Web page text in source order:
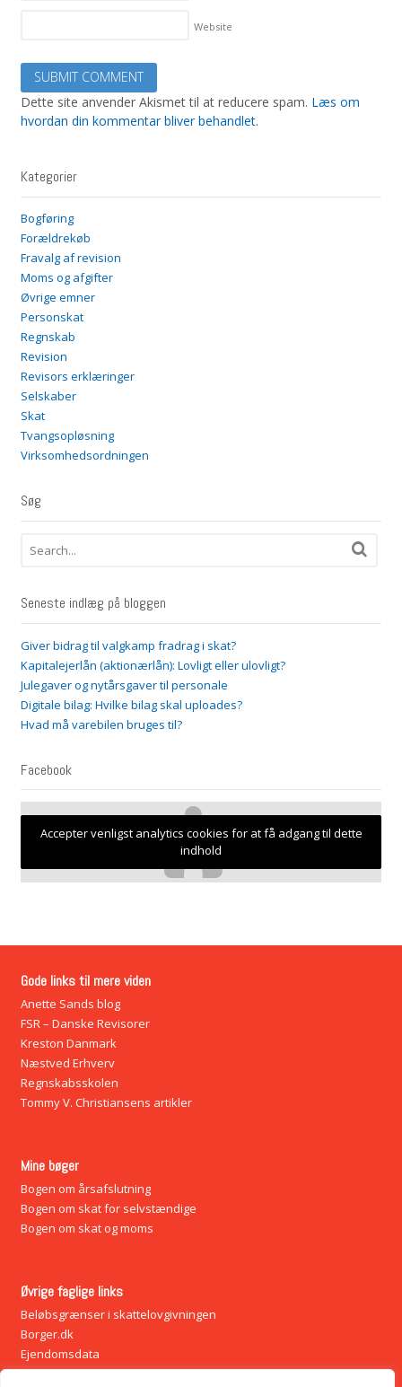
Website
Dette site anvender Akismet til at reducere spam. Læs om
hvordan din kommentar bliver behandlet.
Kategorier
Bogføring
Forældrekøb
Fravalg af revision
Moms og afgifter
Øvrige emner
Personskat
Regnskab
Revision
Revisors erklæringer
Selskaber
Skat
Tvangsopløsning
Virksomhedsordningen
Søg
Seneste indlæg på bloggen
Giver bidrag til valgkamp fradrag i skat?
Kapitalejerlån (aktionærlån): Lovligt eller ulovligt?
Julegaver og nytårsgaver til personale
Digitale bilag: Hvilke bilag skal uploades?
Hvad må varebilen bruges til?
Facebook
Accepter venligst analytics cookies for at få adgang til dette
indhold
Gode links til mere viden
Anette Sands blog
FSR – Danske Revisorer
Kreston Danmark
Næstved Erhverv
Regnskabsskolen
Tommy V. Christiansens artikler
Mine bøger
Bogen om årsafslutning
Bogen om skat for selvstændige
Bogen om skat og moms
Øvrige faglige links
Beløbsgrænser i skattelovgivningen
Borger.dk
Ejendomsdata
Vækstfonden